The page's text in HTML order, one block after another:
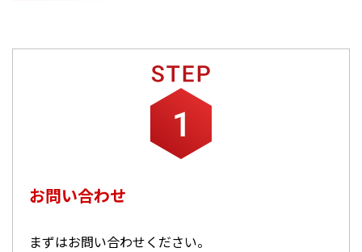
お問い合わせ
まずはお問い合わせください。